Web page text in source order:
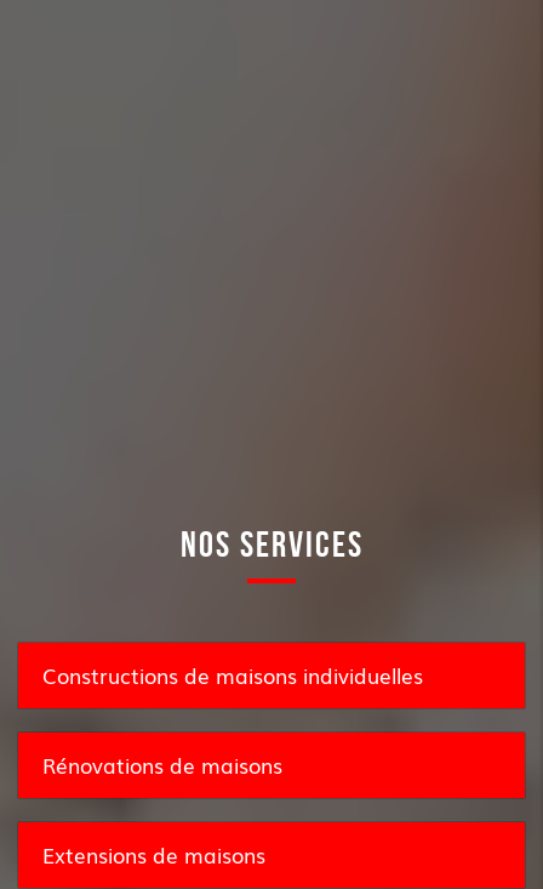
NOS SERVICES
Constructions de maisons individuelles
Rénovations de maisons
Extensions de maisons